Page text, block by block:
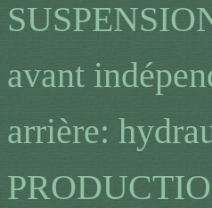
avant
arrière:
P